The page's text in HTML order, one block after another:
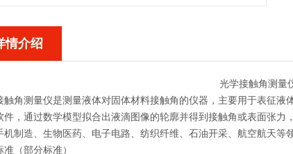
情介绍
触角测量仪是测量液体对固体材料接触角的仪器，主要用于表征
件，通过数学模型拟合出液滴图像的轮廓并得到接触角或表面张
机制造、生物医药、电子电路、纺织纤维、石油开采、航空航天等领
准（部分标准）